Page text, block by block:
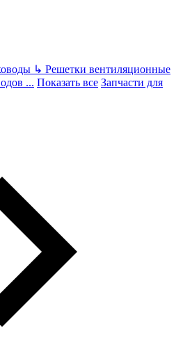
↳ Решетки вентиляционные
... Показать все Запчасти для